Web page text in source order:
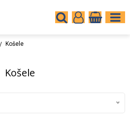
Košele
Košele